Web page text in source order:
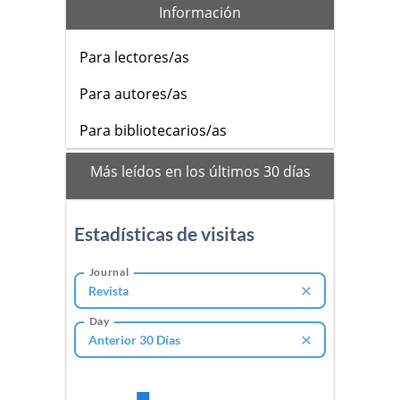
Información
Para lectores/as
Para autores/as
Para bibliotecarios/as
mas_vistos
Más leídos en los últimos 30 días